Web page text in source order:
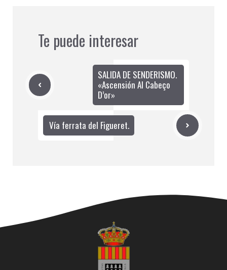
Te puede interesar
SALIDA DE SENDERISMO.
«Ascensión Al Cabeço
D’or»
Vía ferrata del Figueret.